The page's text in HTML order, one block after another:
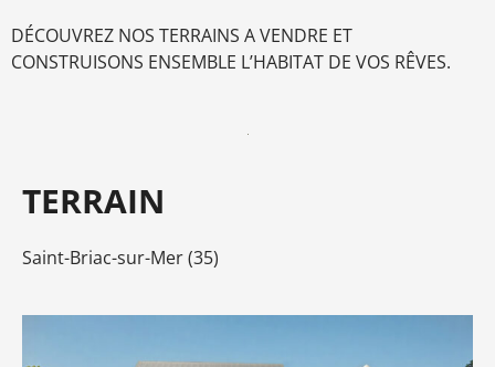
DÉCOUVREZ NOS TERRAINS A VENDRE ET
CONSTRUISONS ENSEMBLE L’HABITAT DE VOS RÊVES.
TERRAIN
Saint-Briac-sur-Mer (35)